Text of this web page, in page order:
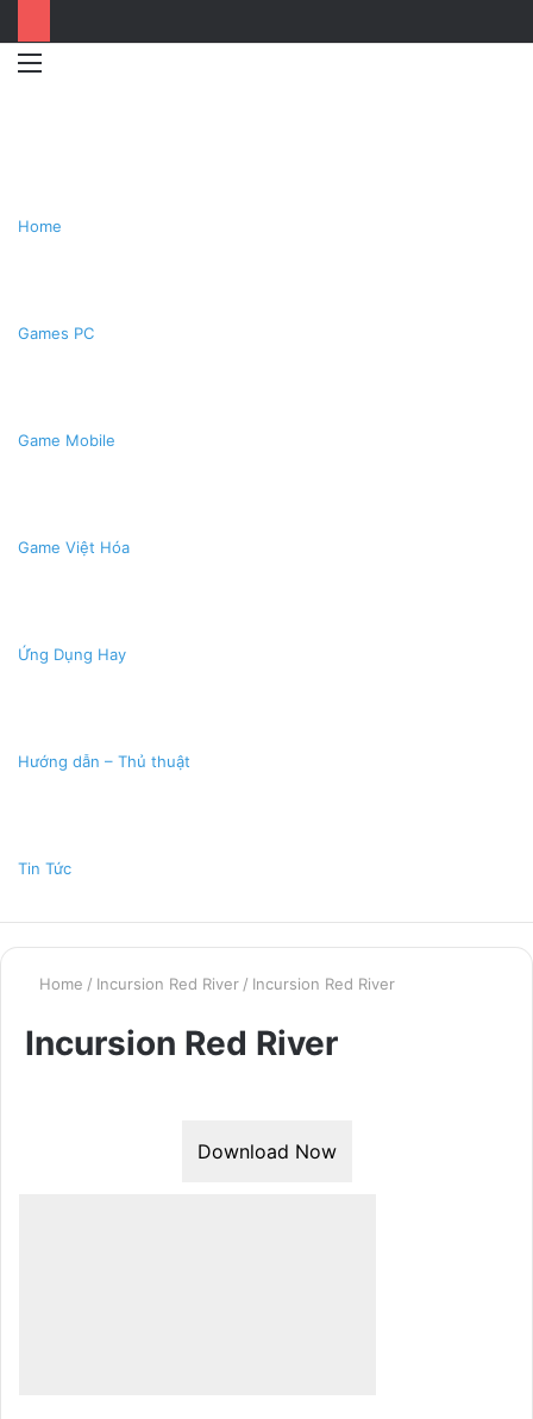
Home
Games PC
Game Mobile
Game Việt Hóa
Ứng Dụng Hay
Hướng dẫn – Thủ thuật
Tin Tức
Home / Incursion Red River / Incursion Red River
Incursion Red River
Download Now